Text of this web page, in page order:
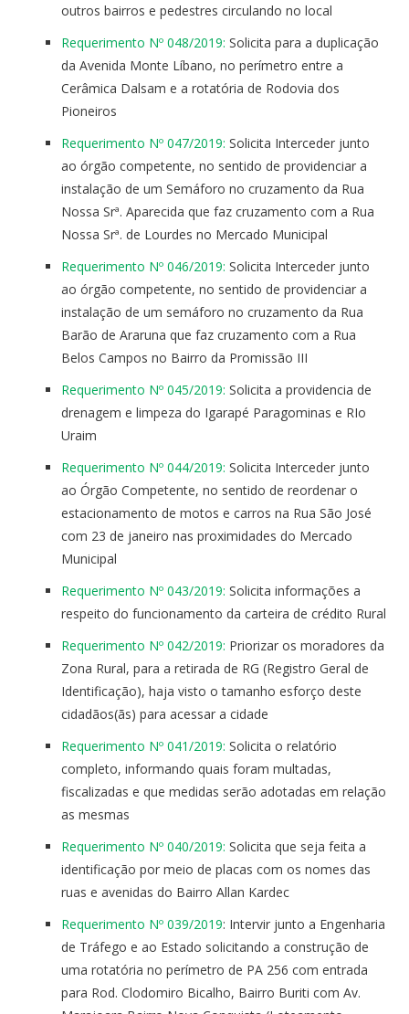
outros bairros e pedestres circulando no local
Requerimento Nº 048/2019: Solicita para a duplicação
da Avenida Monte Líbano, no perímetro entre a
Cerâmica Dalsam e a rotatória de Rodovia dos
Pioneiros
Requerimento Nº 047/2019: Solicita Interceder junto
ao órgão competente, no sentido de providenciar a
instalação de um Semáforo no cruzamento da Rua
Nossa Srª. Aparecida que faz cruzamento com a Rua
Nossa Srª. de Lourdes no Mercado Municipal
Requerimento Nº 046/2019: Solicita Interceder junto
ao órgão competente, no sentido de providenciar a
instalação de um semáforo no cruzamento da Rua
Barão de Araruna que faz cruzamento com a Rua
Belos Campos no Bairro da Promissão III
Requerimento Nº 045/2019: Solicita a providencia de
drenagem e limpeza do Igarapé Paragominas e RIo
Uraim
Requerimento Nº 044/2019: Solicita Interceder junto
ao Órgão Competente, no sentido de reordenar o
estacionamento de motos e carros na Rua São José
com 23 de janeiro nas proximidades do Mercado
Municipal
Requerimento Nº 043/2019: Solicita informações a
respeito do funcionamento da carteira de crédito Rural
Requerimento Nº 042/2019: Priorizar os moradores da
Zona Rural, para a retirada de RG (Registro Geral de
Identificação), haja visto o tamanho esforço deste
cidadãos(ãs) para acessar a cidade
Requerimento Nº 041/2019: Solicita o relatório
completo, informando quais foram multadas,
fiscalizadas e que medidas serão adotadas em relação
as mesmas
Requerimento Nº 040/2019: Solicita que seja feita a
identificação por meio de placas com os nomes das
ruas e avenidas do Bairro Allan Kardec
Requerimento Nº 039/2019: Intervir junto a Engenharia
de Tráfego e ao Estado solicitando a construção de
uma rotatória no perímetro de PA 256 com entrada
para Rod. Clodomiro Bicalho, Bairro Buriti com Av.